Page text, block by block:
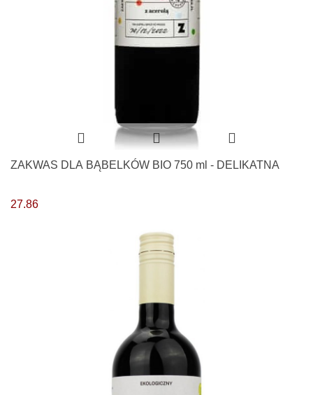
ZAKWAS DLA BĄBELKÓW BIO 750 ml - DELIKATNA
27.86